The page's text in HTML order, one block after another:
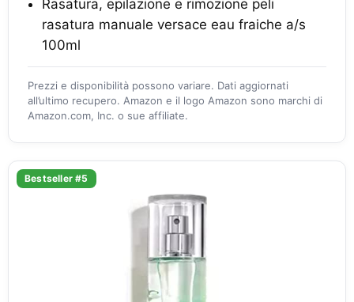
Rasatura, epilazione e rimozione peli
rasatura manuale versace eau fraiche a/s
100ml
Prezzi e disponibilità possono variare. Dati aggiornati
all’ultimo recupero. Amazon e il logo Amazon sono marchi di
Amazon.com, Inc. o sue affiliate.
Bestseller #5